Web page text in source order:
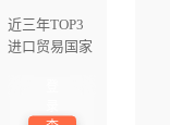
近三年TOP3
进口贸易国家